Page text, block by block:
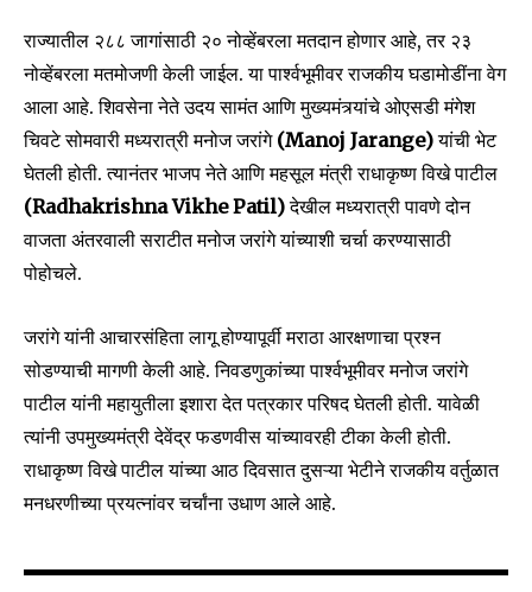
Join our community of
SUBSCRIBERS and be part of the
conversation.
To subscribe, simply enter your email address on our website
or click the subscribe button below. Don't worry, we respect
your privacy and won't spam your inbox. Your information is
राज्यातील २८८ जागांसाठी २० नोव्हेंबरला मतदान होणार आहे, तर २३
नोव्हेंबरला मतमोजणी केली जाईल. या पार्श्वभूमीवर राजकीय घडामोडींना वेग
आला आहे. शिवसेना नेते उदय सामंत आणि मुख्यमंत्र्यांचे ओएसडी मंगेश
चिवटे सोमवारी मध्यरात्री मनोज जरांगे (Manoj Jarange)यांची भेट
घेतली होती. त्यानंतर भाजप नेते आणि महसूल मंत्री राधाकृष्ण विखे पाटील
(Radhakrishna Vikhe Patil)देखील मध्यरात्री पावणे दोन
वाजता अंतरवाली सराटीत मनोज जरांगे यांच्याशी चर्चा करण्यासाठी
पोहोचले.
जरांगे यांनी आचारसंहिता लागू होण्यापूर्वी मराठा आरक्षणाचा प्रश्न
सोडण्याची मागणी केली आहे. निवडणुकांच्या पार्श्वभूमीवर मनोज जरांगे
पाटील यांनी महायुतीला इशारा देत पत्रकार परिषद घेतली होती. यावेळी
त्यांनी उपमुख्यमंत्री देवेंद्र फडणवीस यांच्यावरही टीका केली होती.
राधाकृष्ण विखे पाटील यांच्या आठ दिवसात दुसऱ्या भेटीने राजकीय वर्तुळात
मनधरणीच्या प्रयत्नांवर चर्चांना उधाण आले आहे.